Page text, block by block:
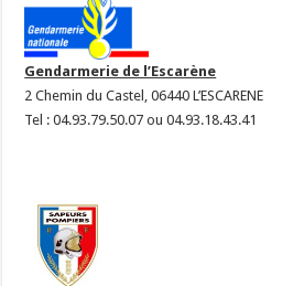
Gendarmerie de l’Escarène
2 Chemin du Castel, 06440 L’ESCARENE
Tel : 04.93.79.50.07 ou 04.93.18.43.41